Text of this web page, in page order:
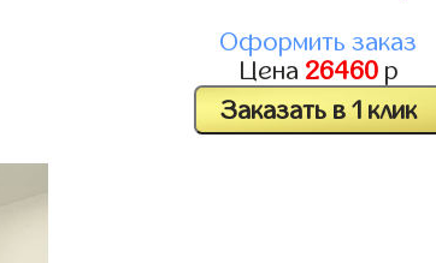
Оформить заказ
Цена 26460р
Заказать в 1 клик